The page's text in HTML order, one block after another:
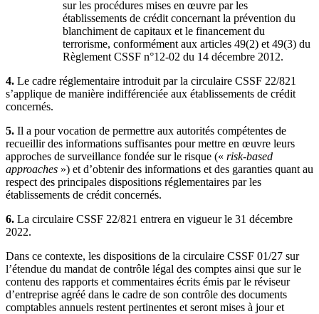
sur les procédures mises en œuvre par les
établissements de crédit concernant la prévention du
blanchiment de capitaux et le financement du
terrorisme, conformément aux articles 49(2) et 49(3) du
Règlement CSSF n°12-02 du 14 décembre 2012.
4. Le cadre réglementaire introduit par la circulaire CSSF 22/821
s’applique de manière indifférenciée aux établissements de crédit
concernés.
5. Il a pour vocation de permettre aux autorités compétentes de
recueillir des informations suffisantes pour mettre en œuvre leurs
approches de surveillance fondée sur le risque (« risk-based
approaches ») et d’obtenir des informations et des garanties quant au
respect des principales dispositions réglementaires par les
établissements de crédit concernés.
6. La circulaire CSSF 22/821 entrera en vigueur le 31 décembre
2022.
Dans ce contexte, les dispositions de la circulaire CSSF 01/27 sur
l’étendue du mandat de contrôle légal des comptes ainsi que sur le
contenu des rapports et commentaires écrits émis par le réviseur
d’entreprise agréé dans le cadre de son contrôle des documents
comptables annuels restent pertinentes et seront mises à jour et